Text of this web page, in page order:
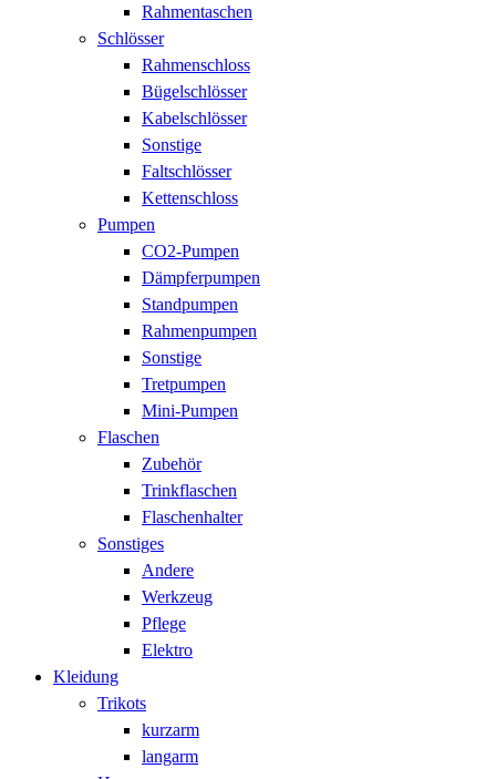
Rahmentaschen
Schlösser
Rahmenschloss
Bügelschlösser
Kabelschlösser
Sonstige
Faltschlösser
Kettenschloss
Pumpen
CO2-Pumpen
Dämpferpumpen
Standpumpen
Rahmenpumpen
Sonstige
Tretpumpen
Mini-Pumpen
Flaschen
Zubehör
Trinkflaschen
Flaschenhalter
Sonstiges
Andere
Werkzeug
Pflege
Elektro
Kleidung
Trikots
kurzarm
langarm